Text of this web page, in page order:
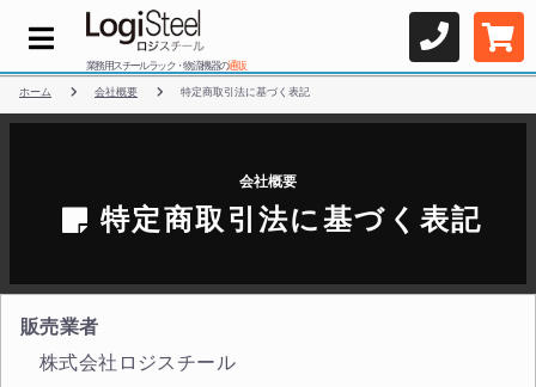
業務用スチールラック・物流機器の通販
ホーム 会社概要 特定商取引法に基づく表記
会社概要
特定商取引法に基づく表記
販売業者
株式会社ロジスチール